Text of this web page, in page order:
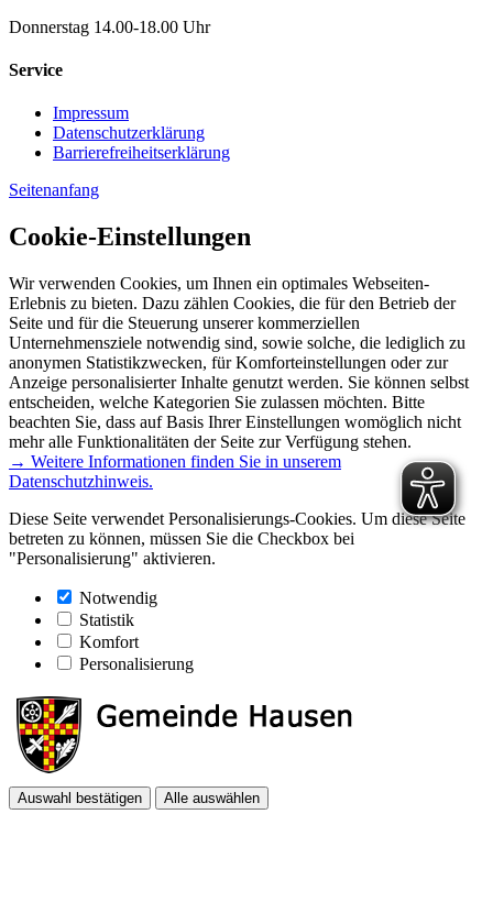
Donnerstag 14.00-18.00 Uhr
Service
Impressum
Datenschutzerklärung
Barrierefreiheitserklärung
Seitenanfang
Cookie-Einstellungen
Wir verwenden Cookies, um Ihnen ein optimales Webseiten-
Erlebnis zu bieten. Dazu zählen Cookies, die für den Betrieb der
Seite und für die Steuerung unserer kommerziellen
Unternehmensziele notwendig sind, sowie solche, die lediglich zu
anonymen Statistikzwecken, für Komforteinstellungen oder zur
Anzeige personalisierter Inhalte genutzt werden. Sie können selbst
entscheiden, welche Kategorien Sie zulassen möchten. Bitte
beachten Sie, dass auf Basis Ihrer Einstellungen womöglich nicht
mehr alle Funktionalitäten der Seite zur Verfügung stehen.
→ Weitere Informationen finden Sie in unserem
Datenschutzhinweis.
Diese Seite verwendet Personalisierungs-Cookies. Um diese Seite
betreten zu können, müssen Sie die Checkbox bei
"Personalisierung" aktivieren.
Notwendig
Statistik
Komfort
Personalisierung
Auswahl bestätigen Alle auswählen